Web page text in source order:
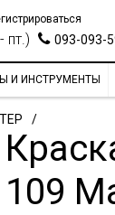
пт.) 093-093-
И ИНСТРУМЕНТЫ
109